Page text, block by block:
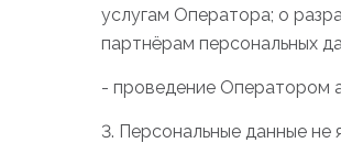
услугам Оператора; о
партнёрам персональных
- проведение Оператором
3. Персональные данные